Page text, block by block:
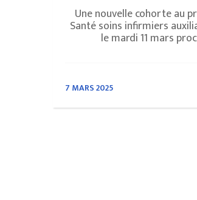
Une nouvelle cohorte au
Santé soins infirmiers
le mardi 11 mars
7 MARS 2025